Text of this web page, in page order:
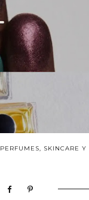
SKINCARE Y